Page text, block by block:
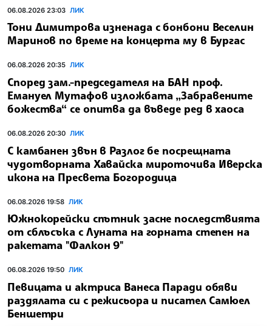
06.08.2026 23:03 ЛИК
Тони Димитрова изненада с бонбони Веселин
Маринов по време на концерта му в Бургас
06.08.2026 20:35 ЛИК
Според зам.-председателя на БАН проф.
Емануел Мутафов изложбата „Забравените
божества“ се опитва да въведе ред в хаоса
06.08.2026 20:30 ЛИК
С камбанен звън в Разлог бе посрещната
чудотворната Хавайска мироточива Иверска
икона на Пресвета Богородица
06.08.2026 19:58 ЛИК
Южнокорейски спътник засне последствията
от сблъсъка с Луната на горната степен на
ракетата "Фалкон 9"
06.08.2026 19:50 ЛИК
Певицата и актриса Ванеса Паради обяви
раздялата си с режисьора и писател Самюел
Беншетри